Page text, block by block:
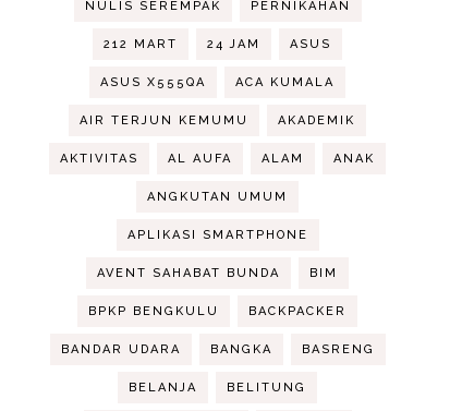
NULIS SEREMPAK PERNIKAHAN
212 MART 24 JAM ASUS
ASUS X555QA ACA KUMALA
AIR TERJUN KEMUMU AKADEMIK
AKTIVITAS AL AUFA ALAM ANAK
ANGKUTAN UMUM
APLIKASI SMARTPHONE
AVENT SAHABAT BUNDA BIM
BPKP BENGKULU BACKPACKER
BANDAR UDARA BANGKA BASRENG
BELANJA BELITUNG